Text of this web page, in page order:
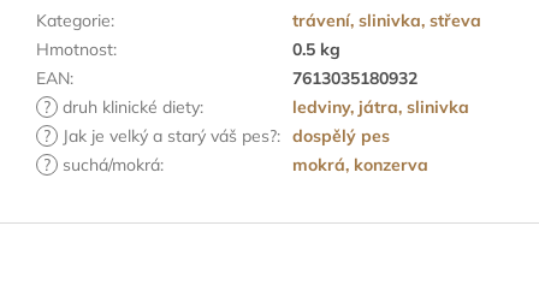
Kategorie:
trávení, slinivka, střeva
Hmotnost:
0.5 kg
EAN:
7613035180932
? druh klinické diety:
ledviny, játra, slinivka
?
Jak je velký a starý váš pes?: dospělý pes
?
suchá/mokrá: mokrá, konzerva